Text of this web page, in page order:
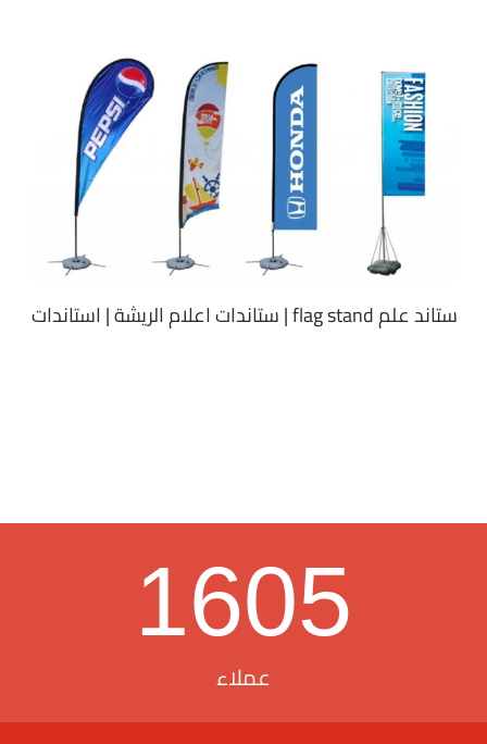
ستاند علم flag stand | ستاندات اعلام الريشة | استاندات
1605
عملاء